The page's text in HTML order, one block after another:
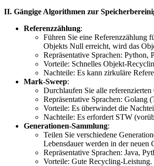
II. Gängige Algorithmen zur
Referenzzählung:
Führen Sie eine Referenzzählung
Objekts Null erreicht, wird das
Repräsentative Sprachen: Python,
Vorteile: Schnelles Objekt-
Nachteile: Es kann zirkuläre
Mark-Sweep:
Durchlaufen Sie alle
Repräsentative Sprachen:
Vorteile: Es überwindet die
Nachteile: Es erfordert STW
Generationen-Sammlung:
Teilen Sie verschiedene
Lebensdauer werden in der neuen
Repräsentative Sprachen: Java,
Vorteile: Gute Recycling-Leistung.